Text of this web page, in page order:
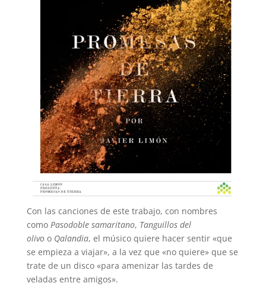
Con las canciones de este trabajo, con nombres
como Pasodoble samaritano, Tanguillos del
olivoo Qalandia, el músico quiere hacer sentir «que
se empieza a viajar», a la vez que «no quiere» que se
trate de un disco «para amenizar las tardes de
veladas entre amigos».